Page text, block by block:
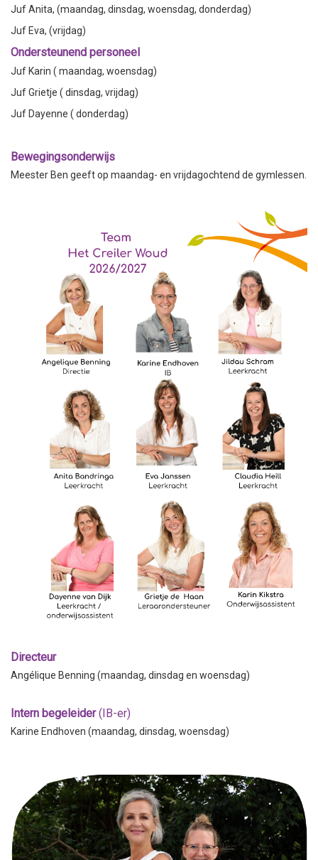
Juf Anita, (maandag, dinsdag, woensdag, donderdag)
Juf Eva, (vrijdag)
Ondersteunend personeel
Juf Karin ( maandag, woensdag)
Juf Grietje ( dinsdag, vrijdag)
Juf Dayenne ( donderdag)
Bewegingsonderwijs
Meester Ben geeft op maandag- en vrijdagochtend de gymlessen.
Directeur
Angélique Benning (maandag, dinsdag en woensdag)
Intern begeleider(IB-er)
Karine Endhoven (maandag, dinsdag, woensdag)